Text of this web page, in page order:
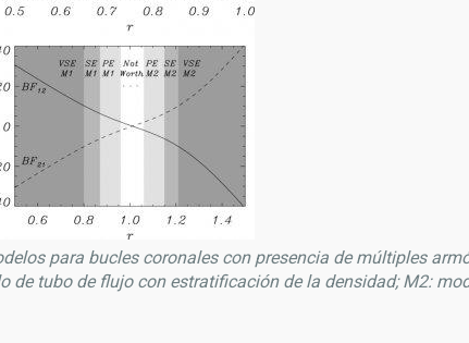
para bucles coronales con presencia de múltiples
de tubo de flujo con estratificación de la densidad; M2: